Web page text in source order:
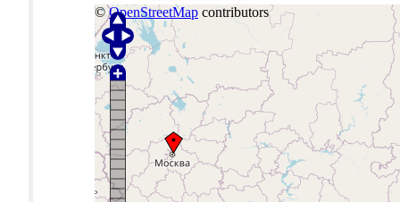
©OpenStreetMap contributors